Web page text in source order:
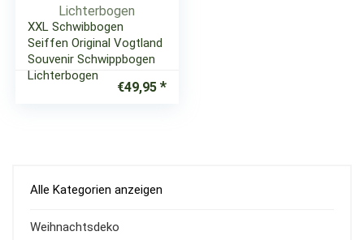
XXL Schwibbogen
Seiffen Original Vogtland
Souvenir Schwippbogen
Lichterbogen
€49,95
Alle Kategorien anzeigen
Weihnachtsdeko